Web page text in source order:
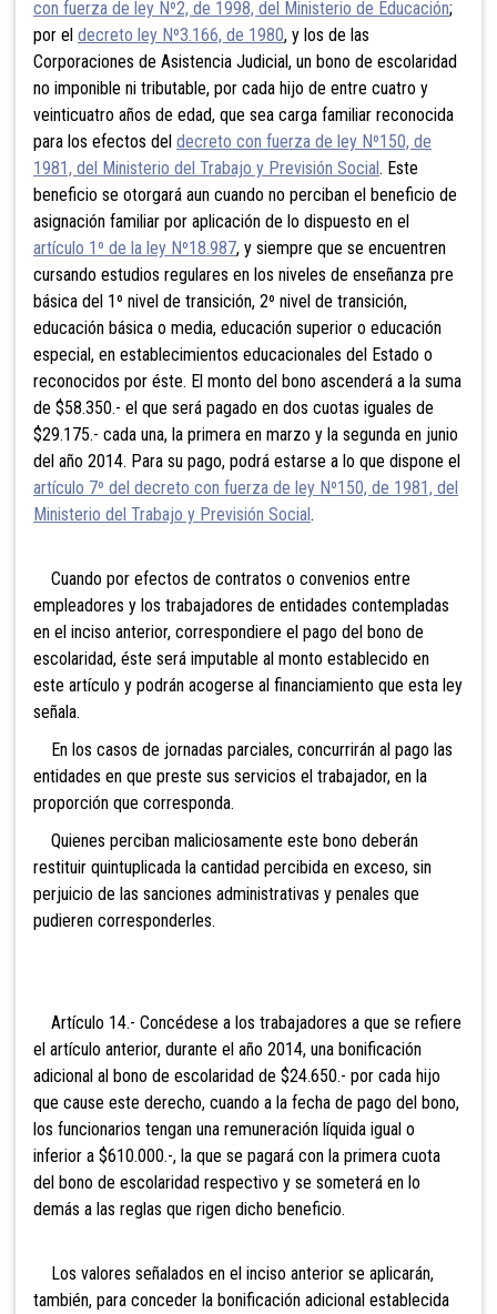
con fuerza de ley Nº2, de 1998, del Ministerio de Educación;
por el decreto ley Nº3.166, de 1980, y los de las
Corporaciones de Asistencia Judicial, un bono de escolaridad
no imponible ni tributable, por cada hijo de entre cuatro y
veinticuatro años de edad, que sea carga familiar reconocida
para los efectos del decreto con fuerza de ley Nº150, de
1981, del Ministerio del Trabajo y Previsión Social. Este
beneficio se otorgará aun cuando no perciban el beneficio de
asignación familiar por aplicación de lo dispuesto en el
artículo 1º de la ley Nº18.987, y siempre que se encuentren
cursando estudios regulares en los niveles de enseñanza pre
básica del 1º nivel de transición, 2º nivel de transición,
educación básica o media, educación superior o educación
especial, en establecimientos educacionales del Estado o
reconocidos por éste. El monto del bono ascenderá a la suma
de $58.350.- el que será pagado en dos cuotas iguales de
$29.175.- cada una, la primera en marzo y la segunda en junio
del año 2014. Para su pago, podrá estarse a lo que dispone el
artículo 7º del decreto con fuerza de ley Nº150, de 1981, del
Ministerio del Trabajo y Previsión Social.
Cuando por efectos de contratos o convenios entre
empleadores y los trabajadores de entidades contempladas
en el inciso anterior, correspondiere el pago del bono de
escolaridad, éste será imputable al monto establecido en
este artículo y podrán acogerse al financiamiento que esta ley
señala.
En los casos de jornadas parciales, concurrirán al pago las
entidades en que preste sus servicios el trabajador, en la
proporción que corresponda.
Quienes perciban maliciosamente este bono deberán
restituir quintuplicada la cantidad percibida en exceso, sin
perjuicio de las sanciones administrativas y penales que
pudieren corresponderles.
Artículo 14.- Concédese a los trabajadores a que se refiere
el artículo anterior, durante el año 2014, una bonificación
adicional al bono de escolaridad de $24.650.- por cada hijo
que cause este derecho, cuando a la fecha de pago del bono,
los funcionarios tengan una remuneración líquida igual o
inferior a $610.000.-, la que se pagará con la primera cuota
del bono de escolaridad respectivo y se someterá en lo
demás a las reglas que rigen dicho beneficio.
Los valores señalados en el inciso anterior se aplicarán,
también, para conceder la bonificación adicional establecida